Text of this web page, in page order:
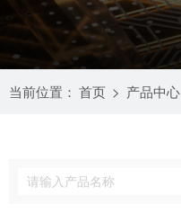
当前位置： 首页 > 产品中心